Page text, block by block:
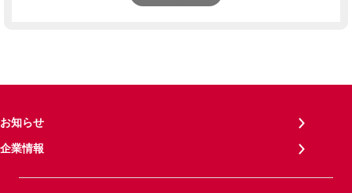
お知らせ
企業情報